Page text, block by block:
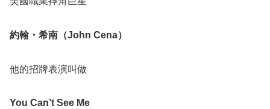
約翰・希南（John Cena）
他的招牌表演叫做
You Can’t See Me